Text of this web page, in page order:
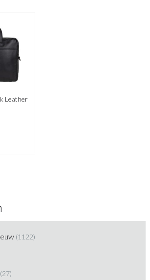
Leather
(1122)
(27)